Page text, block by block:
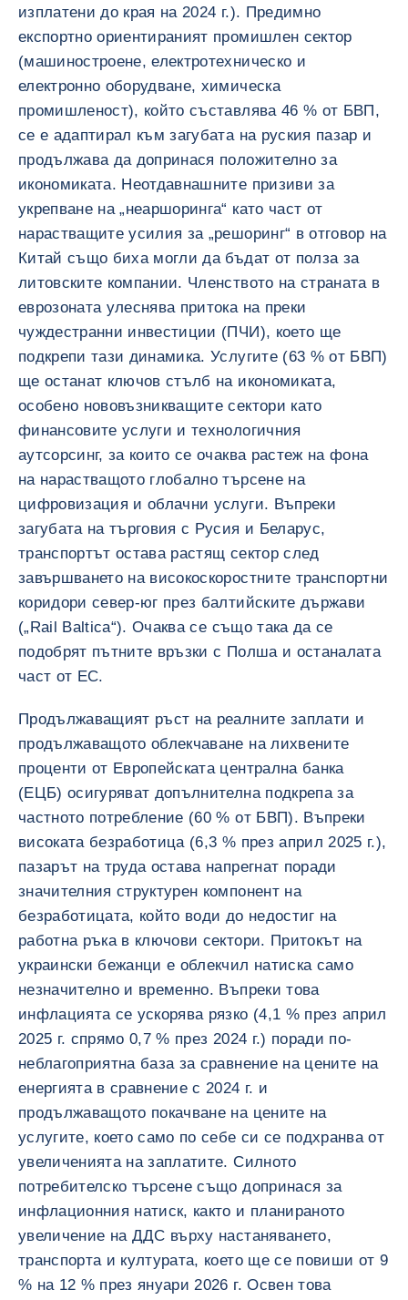
изплатени до края на 2024 г.). Предимно
експортно ориентираният промишлен сектор
(машиностроене, електротехническо и
електронно оборудване, химическа
промишленост), който съставлява 46 % от БВП,
се е адаптирал към загубата на руския пазар и
продължава да допринася положително за
икономиката. Неотдавнашните призиви за
укрепване на „неаршоринга“ като част от
нарастващите усилия за „решоринг“ в отговор на
Китай също биха могли да бъдат от полза за
литовските компании. Членството на страната в
еврозоната улеснява притока на преки
чуждестранни инвестиции (ПЧИ), което ще
подкрепи тази динамика. Услугите (63 % от БВП)
ще останат ключов стълб на икономиката,
особено нововъзникващите сектори като
финансовите услуги и технологичния
аутсорсинг, за които се очаква растеж на фона
на нарастващото глобално търсене на
цифровизация и облачни услуги. Въпреки
загубата на търговия с Русия и Беларус,
транспортът остава растящ сектор след
завършването на високоскоростните транспортни
коридори север-юг през балтийските държави
(„Rail Baltica“). Очаква се също така да се
подобрят пътните връзки с Полша и останалата
част от ЕС.
Продължаващият ръст на реалните заплати и
продължаващото облекчаване на лихвените
проценти от Европейската централна банка
(ЕЦБ) осигуряват допълнителна подкрепа за
частното потребление (60 % от БВП). Въпреки
високата безработица (6,3 % през април 2025 г.),
пазарът на труда остава напрегнат поради
значителния структурен компонент на
безработицата, който води до недостиг на
работна ръка в ключови сектори. Притокът на
украински бежанци е облекчил натиска само
незначително и временно. Въпреки това
инфлацията се ускорява рязко (4,1 % през април
2025 г. спрямо 0,7 % през 2024 г.) поради по-
неблагоприятна база за сравнение на цените на
енергията в сравнение с 2024 г. и
продължаващото покачване на цените на
услугите, което само по себе си се подхранва от
увеличенията на заплатите. Силното
потребителско търсене също допринася за
инфлационния натиск, както и планираното
увеличение на ДДС върху настаняването,
транспорта и културата, което ще се повиши от 9
% на 12 % през януари 2026 г. Освен това